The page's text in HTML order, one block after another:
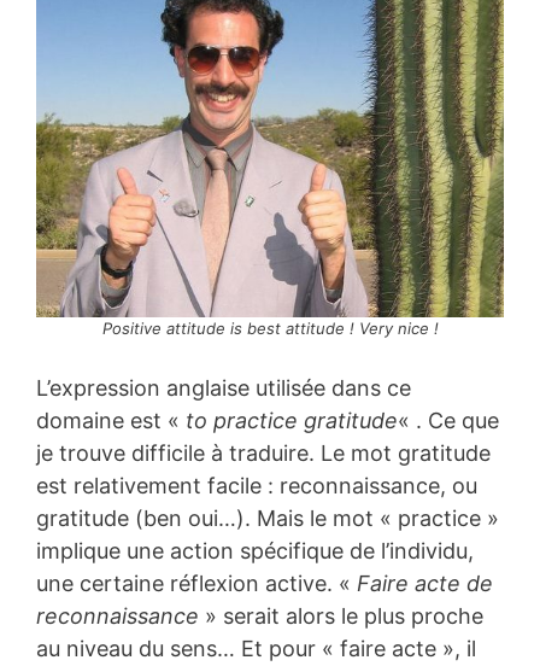
Positive attitude is best attitude ! Very nice !
L’expression anglaise utilisée dans ce
domaine est « to practice gratitude« . Ce que
je trouve difficile à traduire. Le mot gratitude
est relativement facile : reconnaissance, ou
gratitude (ben oui…). Mais le mot « practice »
implique une action spécifique de l’individu,
une certaine réflexion active. « Faire acte de
reconnaissance » serait alors le plus proche
au niveau du sens… Et pour « faire acte », il